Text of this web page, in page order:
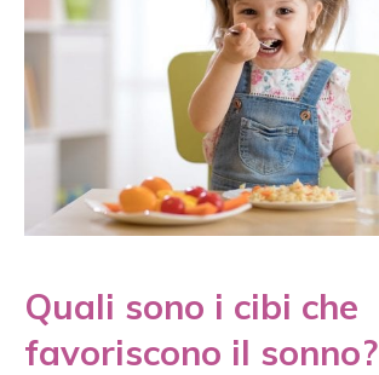
Quali sono i cibi che
favoriscono il sonno?